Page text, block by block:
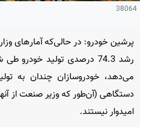
38064
پرشین خودرو: در حالی‌كه آمارهای
رشد 74.3 درصدی تولید
دستگاهی (آن‌طور كه وزیر صنعت از
امیدوار نیستند.